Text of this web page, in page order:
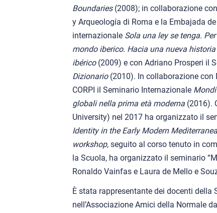
Boundaries(2008); in collaborazione
y Arqueología di Roma e la Embajada
internazionale Sola una ley se tenga.
mondo iberico. Hacia una nueva
ibérico(2009) e con Adriano Prosperi il
Dizionario(2010). In collaborazione con
CORPI il Seminario Internazionale
globali nella prima età moderna (2016).
University) nel 2017 ha organizzato il
Identity in the Early Modern
workshop, seguito al corso tenuto in
la Scuola, ha organizzato il seminario
Ronaldo Vainfas e Laura de Mello e
È stata rappresentante dei docenti della
nell’Associazione Amici della Normale